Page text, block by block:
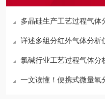
多晶硅生产工艺过程气体
详述多组分红外气体分析
氯碱行业工艺过程气体分
一文读懂！便携式微量氧